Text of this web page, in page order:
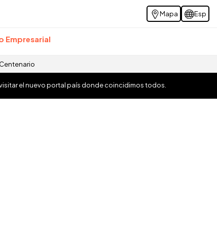
Mapa Esp
Empresarial
visitar el nuevo portal país donde coincidimos todos.